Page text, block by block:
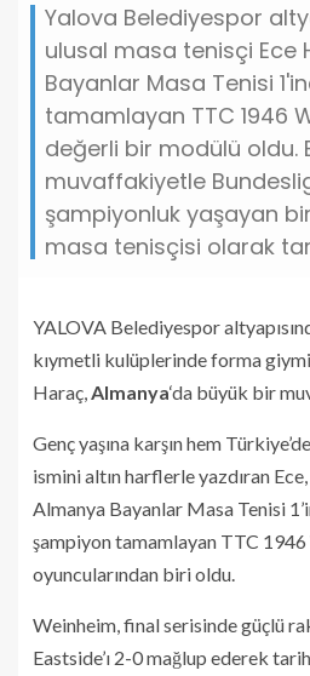
Yalova Belediyespor
ulusal masa tenisçi Ece
Bayanlar Masa Tenisi
tamamlayan TTC 1946
değerli bir modülü oldu.
muvaffakiyetle
şampiyonluk yaşayan
masa tenisçisi olarak
YALOVA Belediyespor
kıymetli kulüplerinde forma
Haraç,Almanya‘da büyük bir
Genç yaşına karşın hem
ismini altın harflerle yazdıran
Almanya Bayanlar Masa Tenisi
şampiyon tamamlayan TTC
oyuncularından biri oldu.
Weinheim, final serisinde güçlü
Eastside’ı 2-0 mağlup ederek